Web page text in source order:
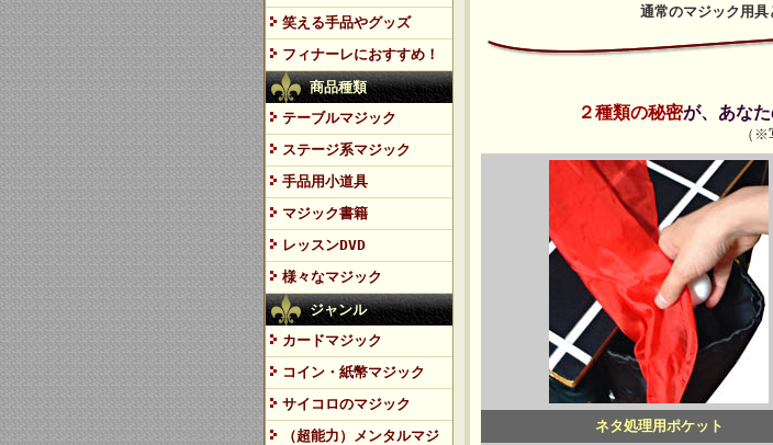
笑える手品やグッズ
フィナーレにおすすめ！
商品種類
テーブルマジック
ステージ系マジック
手品用小道具
マジック書籍
レッスンDVD
様々なマジック
ジャンル
カードマジック
コイン・紙幣マジック
サイコロのマジック
（超能力）メンタルマジ
通常のマジック用具
２種類の秘密が、あな
（※
ネタ処理用ポケット